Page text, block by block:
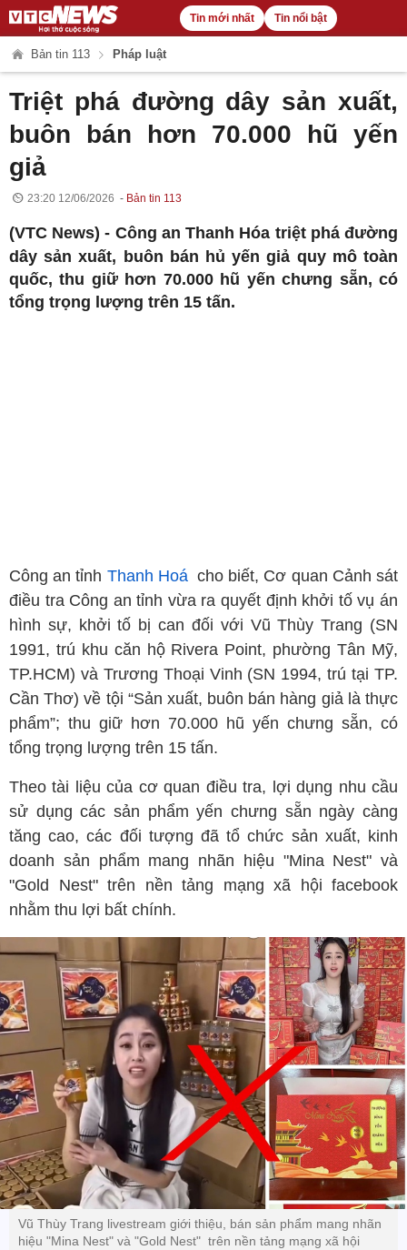
Tin mới nhất Tin nổi bật
Bản tin 113 Pháp luật
Triệt phá đường dây sản xuất,
buôn bán hơn 70.000 hũ yến
giả
23:20 12/06/2026 Bản tin 113
(VTC News) - Công an Thanh Hóa triệt phá đường
dây sản xuất, buôn bán hủ yến giả quy mô toàn
quốc, thu giữ hơn 70.000 hũ yến chưng sẵn, có
tổng trọng lượng trên 15 tấn.
Công an tỉnh Thanh Hoá cho biết, Cơ quan Cảnh sát
điều tra Công an tỉnh vừa ra quyết định khởi tố vụ án
hình sự, khởi tố bị can đối với Vũ Thùy Trang (SN
1991, trú khu căn hộ Rivera Point, phường Tân Mỹ,
TP.HCM) và Trương Thoại Vinh (SN 1994, trú tại TP.
Cần Thơ) về tội “Sản xuất, buôn bán hàng giả là thực
phẩm”; thu giữ hơn 70.000 hũ yến chưng sẵn, có
tổng trọng lượng trên 15 tấn.
Theo tài liệu của cơ quan điều tra, lợi dụng nhu cầu
sử dụng các sản phẩm yến chưng sẵn ngày càng
tăng cao, các đối tượng đã tổ chức sản xuất, kinh
doanh sản phẩm mang nhãn hiệu "Mina Nest" và
"Gold Nest" trên nền tảng mạng xã hội facebook
nhằm thu lợi bất chính.
Vũ Thùy Trang livestream giới thiệu, bán sản phẩm mang nhãn
hiệu "Mina Nest" và "Gold Nest" trên nền tảng mạng xã hội